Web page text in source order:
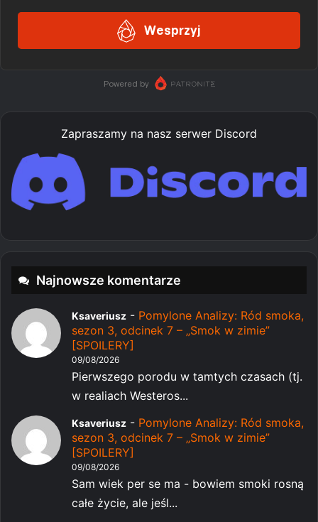
Zapraszamy na nasz serwer Discord
Najnowsze komentarze
Ksaveriusz - Pomylone Analizy: Ród smoka,
sezon 3, odcinek 7 – „Smok w zimie”
[SPOILERY]
09/08/2026
Pierwszego porodu w tamtych czasach (tj.
w realiach Westeros...
Ksaveriusz - Pomylone Analizy: Ród smoka,
sezon 3, odcinek 7 – „Smok w zimie”
[SPOILERY]
09/08/2026
Sam wiek per se ma - bowiem smoki rosną
całe życie, ale jeśl...